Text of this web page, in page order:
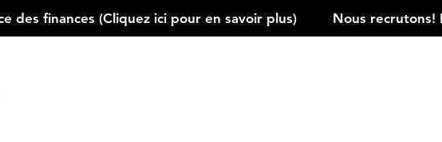
des finances (Cliquez ici pour en savoir plus)